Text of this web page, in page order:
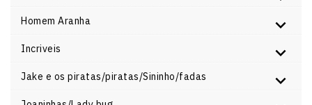
Homem Aranha
Incriveis
Jake e os piratas/piratas/Sininho/fadas